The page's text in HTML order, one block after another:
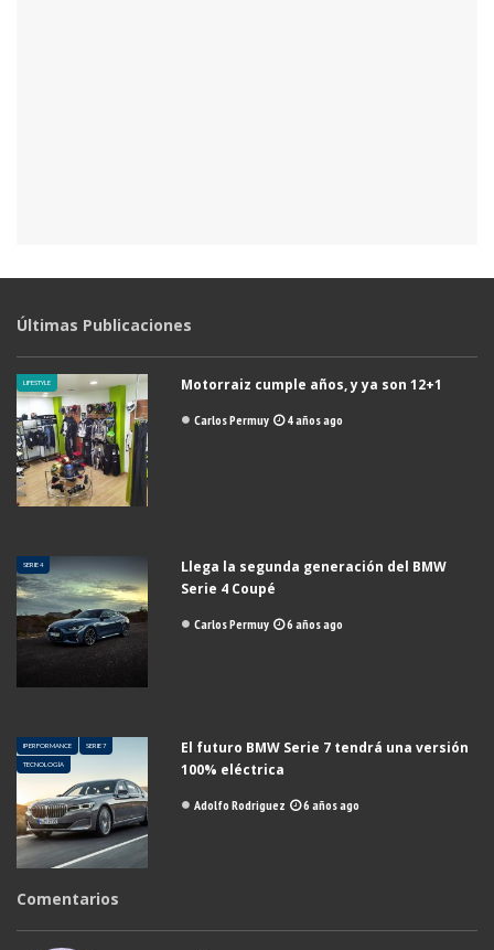
Últimas Publicaciones
LIFESTYLE Motorraiz cumple años, y ya son 12+1
Carlos Permuy 4 años ago
SERIE 4
Llega la segunda generación del BMW
Serie 4 Coupé
Carlos Permuy 6 años ago
IPERFORMANCE SERIE 7
TECNOLOGÍA
El futuro BMW Serie 7 tendrá una versión
100% eléctrica
Adolfo Rodriguez 6 años ago
Comentarios